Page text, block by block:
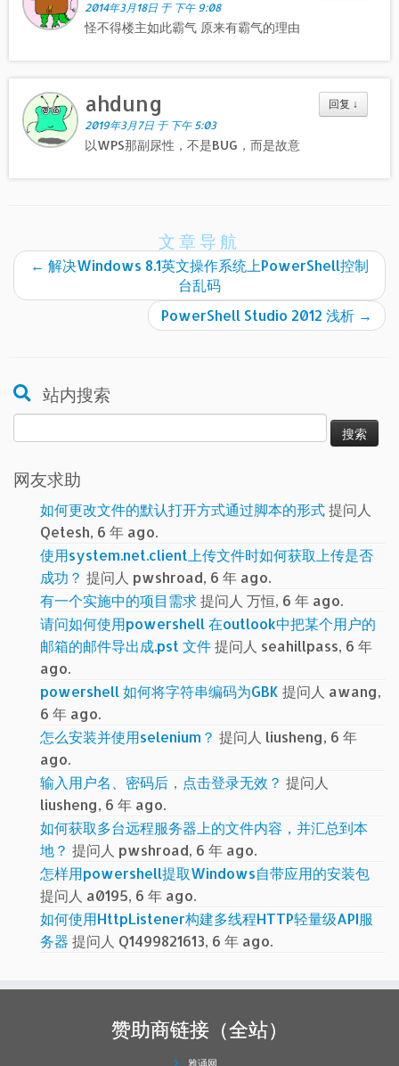
2014年3月18日 于 下午 9:08
怪不得楼主如此霸气 原来有霸气的理由
回复 ↓
ahdung
2019年3月7日 于 下午 5:03
以WPS那副尿性，不是BUG，而是故意
文章导航
← 解决Windows 8.1英文操作系统上PowerShell控制
台乱码
PowerShell Studio 2012 浅析 →
站内搜索
索：
网友求助
如何更改文件的默认打开方式通过脚本的形式提问人
Qetesh, 6 年 ago.
使用system.net.client上传文件时如何获取上传是否
成功？ 提问人 pwshroad, 6 年 ago.
有一个实施中的项目需求提问人 万恒, 6 年 ago.
请问如何使用powershell 在outlook中把某个用户的
邮箱的邮件导出成.pst 文件提问人 seahillpass, 6 年
ago.
powershell 如何将字符串编码为GBK 提问人 awang,
6 年 ago.
怎么安装并使用selenium？ 提问人 liusheng, 6 年
ago.
输入用户名、密码后，点击登录无效？ 提问人
liusheng, 6 年 ago.
如何获取多台远程服务器上的文件内容，并汇总到本
地？ 提问人 pwshroad, 6 年 ago.
怎样用powershell提取Windows自带应用的安装包
提问人 a0195, 6 年 ago.
如何使用HttpListener构建多线程HTTP轻量级API服
务器 提问人 Q1499821613, 6 年 ago.
赞助商链接（全站）
雅诵网